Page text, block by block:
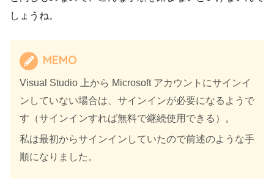
しょうね。
MEMO
Visual Studio 上から Microsoft アカウントにサインイ
ンしていない場合は、サインインが必要になるようで
す（サインインすれば無料で継続使用できる）。
私は最初からサインインしていたので前述のような手
順になりました。